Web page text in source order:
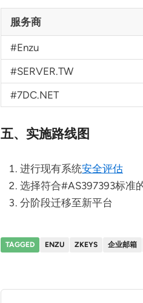
服务商
#Enzu
#SERVER.TW
#7DC.NET
五、实施路线图
进行现有系统安全评估
选择符合#AS397393标准
分阶段迁移至新平台
TAGGED ENZU ZKEYS 企业邮箱